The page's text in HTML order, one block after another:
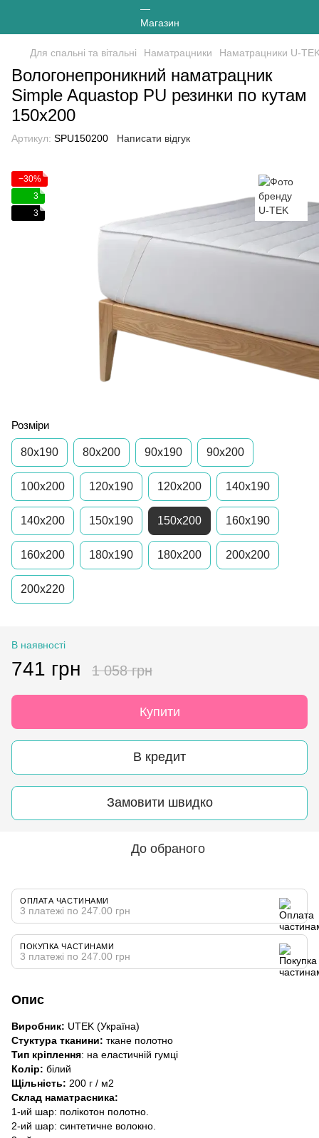
Для спальні та вітальні Наматрацники Наматрацники U-
Вологонепроникний наматрацник
Simple Aquastop PU резинки по кутам
150х200
Артикул: SPU150200 Написати відгук
−30%
3
3
Розміри
80х190 80x200 90x190 90x200
100x200 120x190 120х200 140x190
140x200 150x190 150x200 160х190
160х200 180x190 180x200 200x200
200x220
В наявності
741 грн 1 058 грн
Купити
В кредит
Замовити швидко
До обраного
ОПЛАТА ЧАСТИНАМИ
3 платежі по 247.00 грн
ПОКУПКА ЧАСТИНАМИ
3 платежі по 247.00 грн
Опис
Виробник: UTEK (Україна)
Стуктура тканини: ткане полотно
Тип кріплення: на еластичній гумці
Колір: білий
Щільність: 200 г / м2
Склад наматрасника:
1-ий шар: полікотон полотно.
2-ий шар: синтетичне волокно.